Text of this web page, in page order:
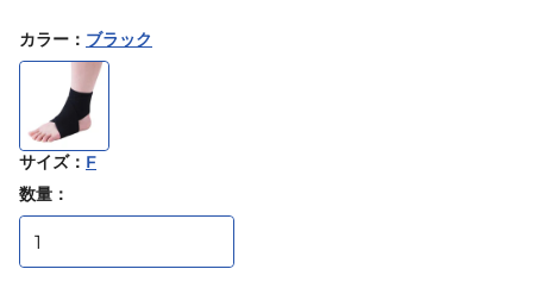
カラー ： ブラック
サイズ： F
数量：